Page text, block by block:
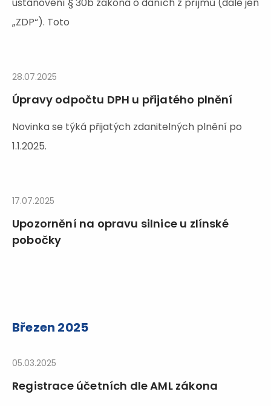
„ZDP“). Toto
28.07.2025
Úpravy odpočtu DPH u přijatého plnění
Novinka se týká přijatých zdanitelných plnění po
1.1.2025.
17.07.2025
Upozornění na opravu silnice u zlínské
pobočky
Březen 2025
05.03.2025
Registrace účetních dle AML zákona